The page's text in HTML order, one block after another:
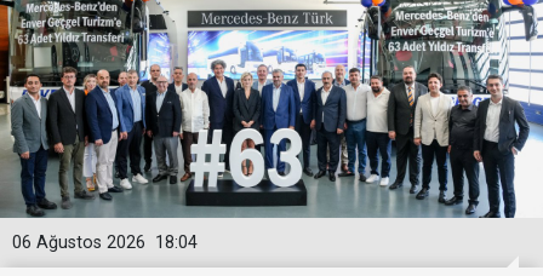
18:04
06 Ağustos 2026